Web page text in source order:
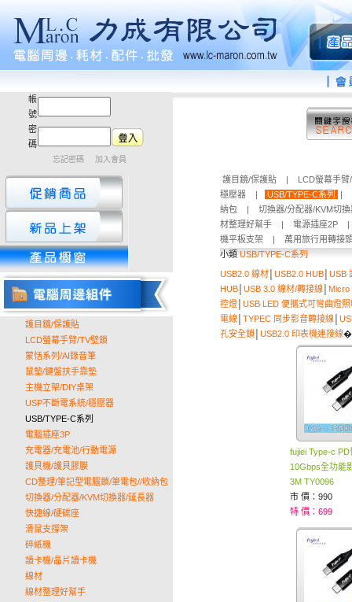
帳
號
密
碼
忘記密碼 加入會員
護目鏡/保護貼
LCD螢幕手臂/TV壁鎖
蒙恬系列/AI錄音筆
鼠墊/鍵盤扶手靠墊
主機立架/DIY桌架
USP不斷電系統/穩壓器
USB/TYPE-C系列
電腦插座3P
充電器/充電池/行動電源
護貝機/護貝膠膜
CD整理/筆記型電腦鎖/筆電包//收納包
切換器/分配器/KVM切換器/延長器
快捷線/硬碟座
滑鼠支撐架
碎紙機
讀卡機/晶片讀卡機
線材
線材整理好幫手
護目鏡/保護貼 |
LCD螢幕手
穩壓器
| USB/TYPE-C系列 |
納包
|
切換器/分配器/KVM切
材整理好幫手
| 電源插座2P
機平板支架
|
萬用旅行用轉接
小類 USB/TYPE-C系列
USB2.0 線材 USB2.0 HUB USB
HUB USB 3.0 線材/轉接線
Micro
控燈 USB LED 便攜式可彎曲燈
電線
TYPEC 同步影音轉接線
孔安全鎖
USB2.0 印表機連接線�
fujiei Type-c
10Gbps全功能
3M TY0096
市 價：990
特 價：699